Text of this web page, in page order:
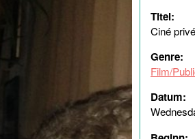
Titel:
Ciné
Genre:
Film/
Datum: